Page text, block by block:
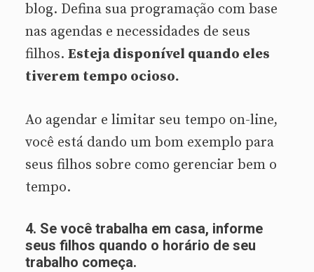
blog. Defina sua programação com base
nas agendas e necessidades de seus
filhos. Esteja disponível quando eles
tiverem tempo ocioso.
Ao agendar e limitar seu tempo on-line,
você está dando um bom exemplo para
seus filhos sobre como gerenciar bem o
tempo.
4. Se você trabalha em casa, informe
seus filhos quando o horário de seu
trabalho começa.